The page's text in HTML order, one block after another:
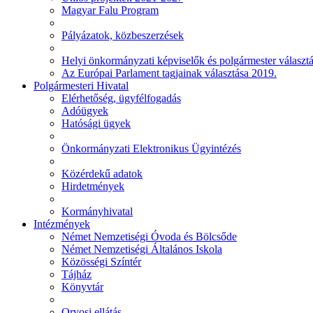
Magyar Falu Program
Pályázatok, közbeszerzések
Helyi önkormányzati képviselők és polgármester
Az Európai Parlament tagjainak választása 2019.
Polgármesteri Hivatal
Elérhetőség, ügyfélfogadás
Adóügyek
Hatósági ügyek
Önkormányzati Elektronikus Ügyintézés
Közérdekű adatok
Hirdetmények
Kormányhivatal
Intézmények
Német Nemzetiségi Óvoda és Bölcsőde
Német Nemzetiségi Általános Iskola
Közösségi Színtér
Tájház
Könyvtár